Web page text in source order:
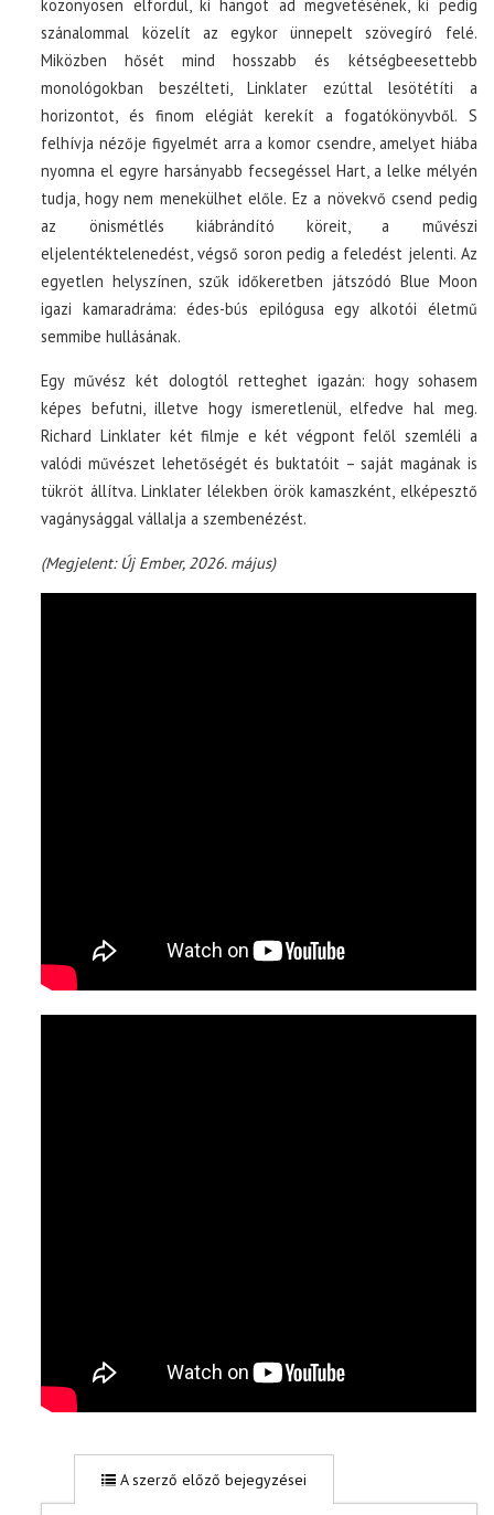
közönyösen elfordul, ki hangot ad megvetésének, ki pedig
szánalommal közelít az egykor ünnepelt szövegíró felé.
Miközben hősét mind hosszabb és kétségbeesettebb
monológokban beszélteti, Linklater ezúttal lesötétíti a
horizontot, és finom elégiát kerekít a fogatókönyvből. S
felhívja nézője figyelmét arra a komor csendre, amelyet hiába
nyomna el egyre harsányabb fecsegéssel Hart, a lelke mélyén
tudja, hogy nem menekülhet előle. Ez a növekvő csend pedig
az önismétlés kiábrándító köreit, a művészi
eljelentéktelenedést, végső soron pedig a feledést jelenti. Az
egyetlen helyszínen, szűk időkeretben játszódó Blue Moon
igazi kamaradráma: édes-bús epilógusa egy alkotói életmű
semmibe hullásának.
Egy művész két dologtól retteghet igazán: hogy sohasem
képes befutni, illetve hogy ismeretlenül, elfedve hal meg.
Richard Linklater két filmje e két végpont felől szemléli a
valódi művészet lehetőségét és buktatóit – saját magának is
tükröt állítva. Linklater lélekben örök kamaszként, elképesztő
vagánysággal vállalja a szembenézést.
(Megjelent: Új Ember, 2026. május)
A szerző előző bejegyzései